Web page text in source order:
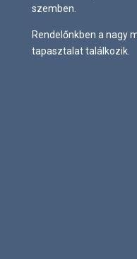
szemben.
Rendelőnkben a nagy
tapasztalat találkozik.